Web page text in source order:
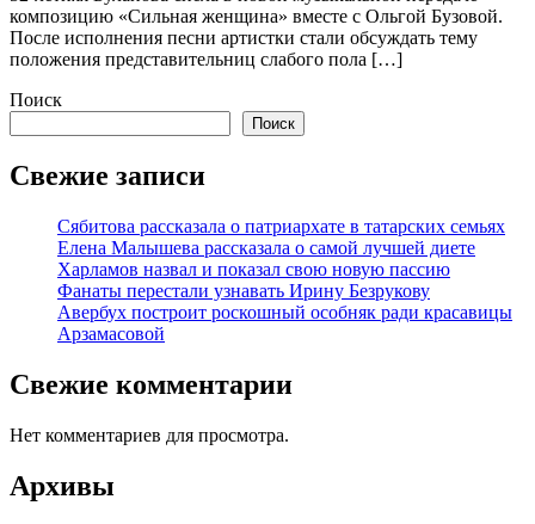
композицию «Сильная женщина» вместе с Ольгой Бузовой.
После исполнения песни артистки стали обсуждать тему
положения представительниц слабого пола […]
Поиск
Поиск
Свежие записи
Сябитова рассказала о патриархате в татарских семьях
Елена Малышева рассказала о самой лучшей диете
Харламов назвал и показал свою новую пассию
Фанаты перестали узнавать Ирину Безрукову
Авербух построит роскошный особняк ради красавицы
Арзамасовой
Свежие комментарии
Нет комментариев для просмотра.
Архивы